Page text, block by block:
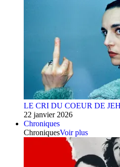
LE CRI DU COEUR DE
22 janvier 2026
Chroniques
ChroniquesVoir plus